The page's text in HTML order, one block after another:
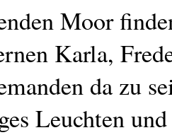
Moor
Karla,
da zu
Leuchten